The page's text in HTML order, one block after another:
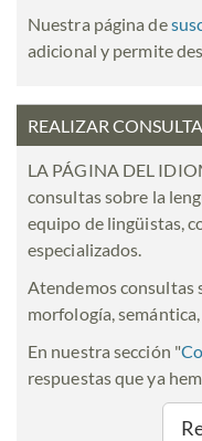
Nuestra página de
adicional y permite
REALIZAR CONSULTA
LA PÁGINA DEL
consultas sobre la
equipo de lingüistas,
especializados.
Atendemos consultas
morfología,
En nuestra sección "
respuestas que ya